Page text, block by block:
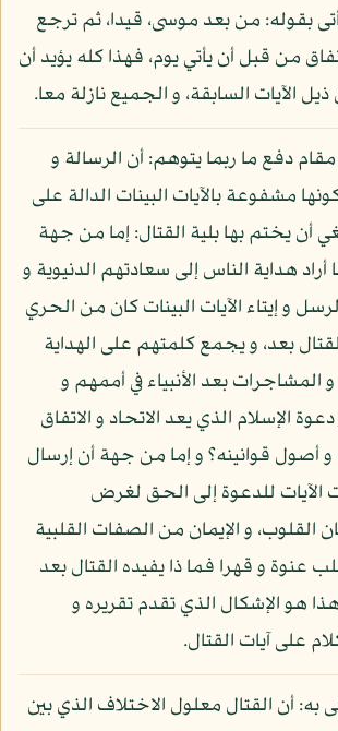
بقوله: من بعد موسى، قيدا، ثم ترجع
من قبل أن يأتي يوم، فهذا كله يؤيد أن
ذيل الآيات السابقة، و الجميع نازلة معا.
مقام دفع ما ربما يتوهم: أن الرسالة و
مشفوعة بالآيات البينات الدالة على
أن يختم بها بلية القتال: إما من جهة
أراد هداية الناس إلى سعادتهم الدنيوية و
و إيتاء الآيات البينات كان من الحري
بعد، و يجمع كلمتهم على الهداية
بعد الأنبياء في أممهم و
الإسلام الذي يعد الاتحاد و الاتفاق
أصول قوانينه؟ و إما من جهة أن إرسال
الآيات للدعوة إلى الحق لغرض
القلوب، و الإيمان من الصفات القلبية
عنوة و قهرا فما ذا يفيده القتال بعد
هذا هو الإشكال الذي تقدم تقريره و
على آيات القتال.
به: أن القتال معلول الاختلاف الذي بين